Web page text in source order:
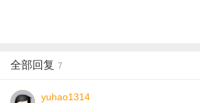
全部回复 7
yuhao1314